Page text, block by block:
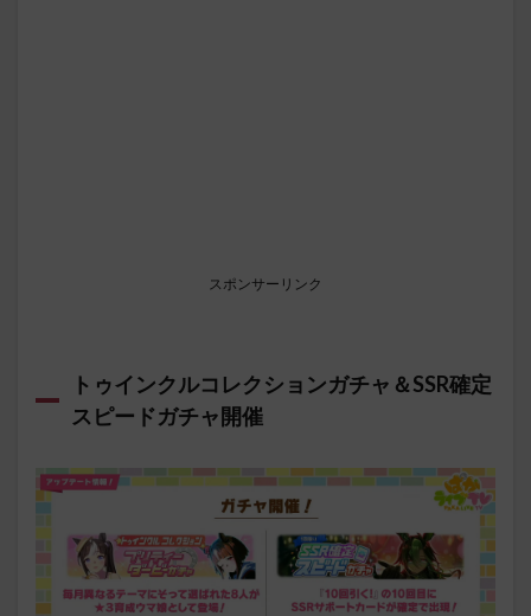
スポンサーリンク
トゥインクルコレクションガチャ＆SSR確定
スピードガチャ開催